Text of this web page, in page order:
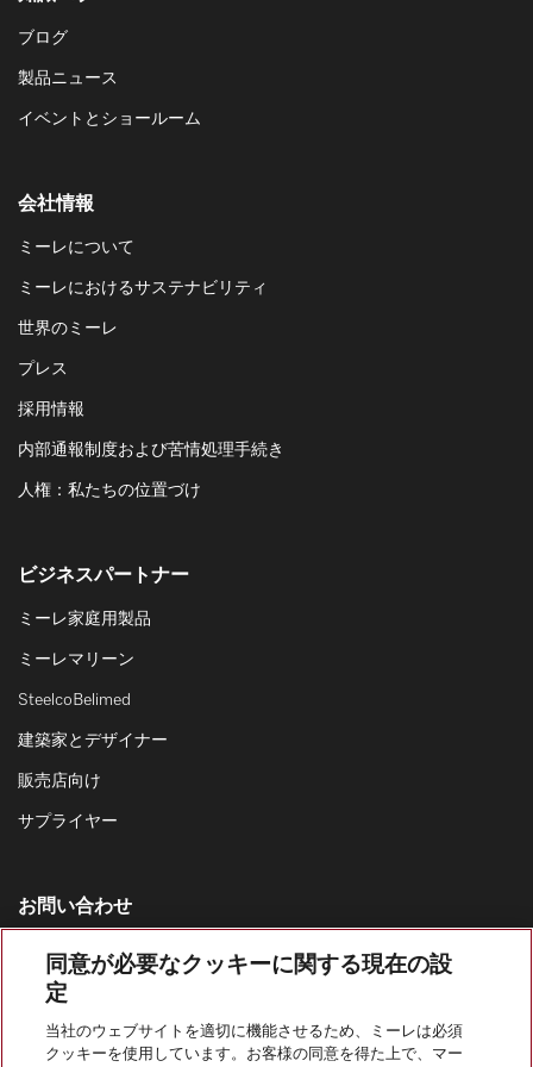
ブログ
製品ニュース
イベントとショールーム
会社情報
ミーレについて
ミーレにおけるサステナビリティ
世界のミーレ
プレス
採用情報
内部通報制度および苦情処理手続き
人権：私たちの位置づけ
ビジネスパートナー
ミーレ家庭用製品
ミーレマリーン
SteelcoBelimed
建築家とデザイナー
販売店向け
サプライヤー
お問い合わせ
お問い合わせ一覧
家庭用製品の営業窓口
カスタマーサービス
同意が必要なクッキーに関する現在の設
定
当社のウェブサイトを適切に機能させるため、ミーレは必須
クッキーを使用しています。お客様の同意を得た上で、マー